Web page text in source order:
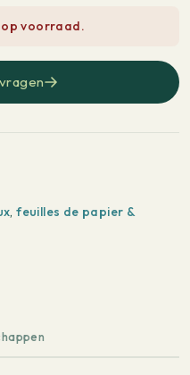
op voorraad.
,feuilles de papier &